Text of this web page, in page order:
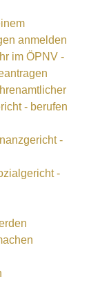
anmelden
im ÖPNV -
- berufen
-
-